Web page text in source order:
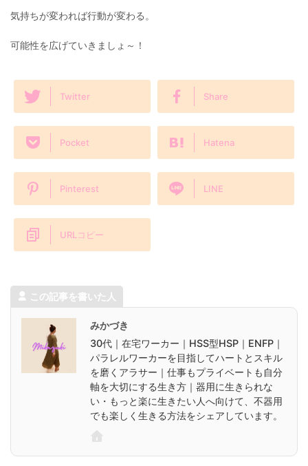
気持ちが変われば行動が変わる。
可能性を広げていきましょ～！
Twitter Share
Pocket Hatena
Pinterest LINE
URLコピー
この記事を書いた人
みかづき
30代｜在宅ワーカー｜HSS型HSP｜ENFP｜
パラレルワーカーを目指してハートとスキル
を磨くアラサー｜仕事もプライベートも自分
軸を大切にする生き方｜器用に生きられな
い・もっと楽に生きたい人へ向けて、不器用
でも楽しく生きる方法をシェアしています。